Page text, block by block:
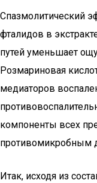
Спазмолитический
фталидов в
путей уменьшает
Розмариновая
медиаторов
компоненты всех
противомикробным
Итак, исходя из